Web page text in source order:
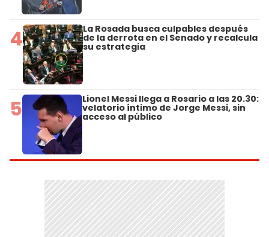
4 La Rosada busca culpables después
de la derrota en el Senado y recalcula
su estrategia
5 Lionel Messi llega a Rosario a las 20.30:
velatorio íntimo de Jorge Messi, sin
acceso al público